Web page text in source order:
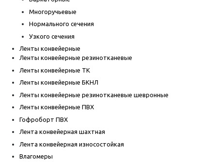
Многоручьевые
Нормального сечения
Узкого сечения
Ленты конвейерные
Ленты конвейерные резинотканевые
Ленты конвейерные ТК
Ленты конвейерные БКНЛ
Ленты конвейерные резинотканевые шевронные
Ленты конвейерные ПВХ
Гофроборт ПВХ
Лента конвейерная шахтная
Лента конвейерная износостойкая
Влагомеры